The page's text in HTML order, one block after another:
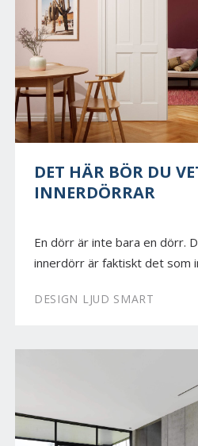
DET HÄR BÖR DU
INNERDÖRRAR
En dörr är inte bara en dörr.
innerdörr är faktiskt det som
DESIGN LJUD SMART